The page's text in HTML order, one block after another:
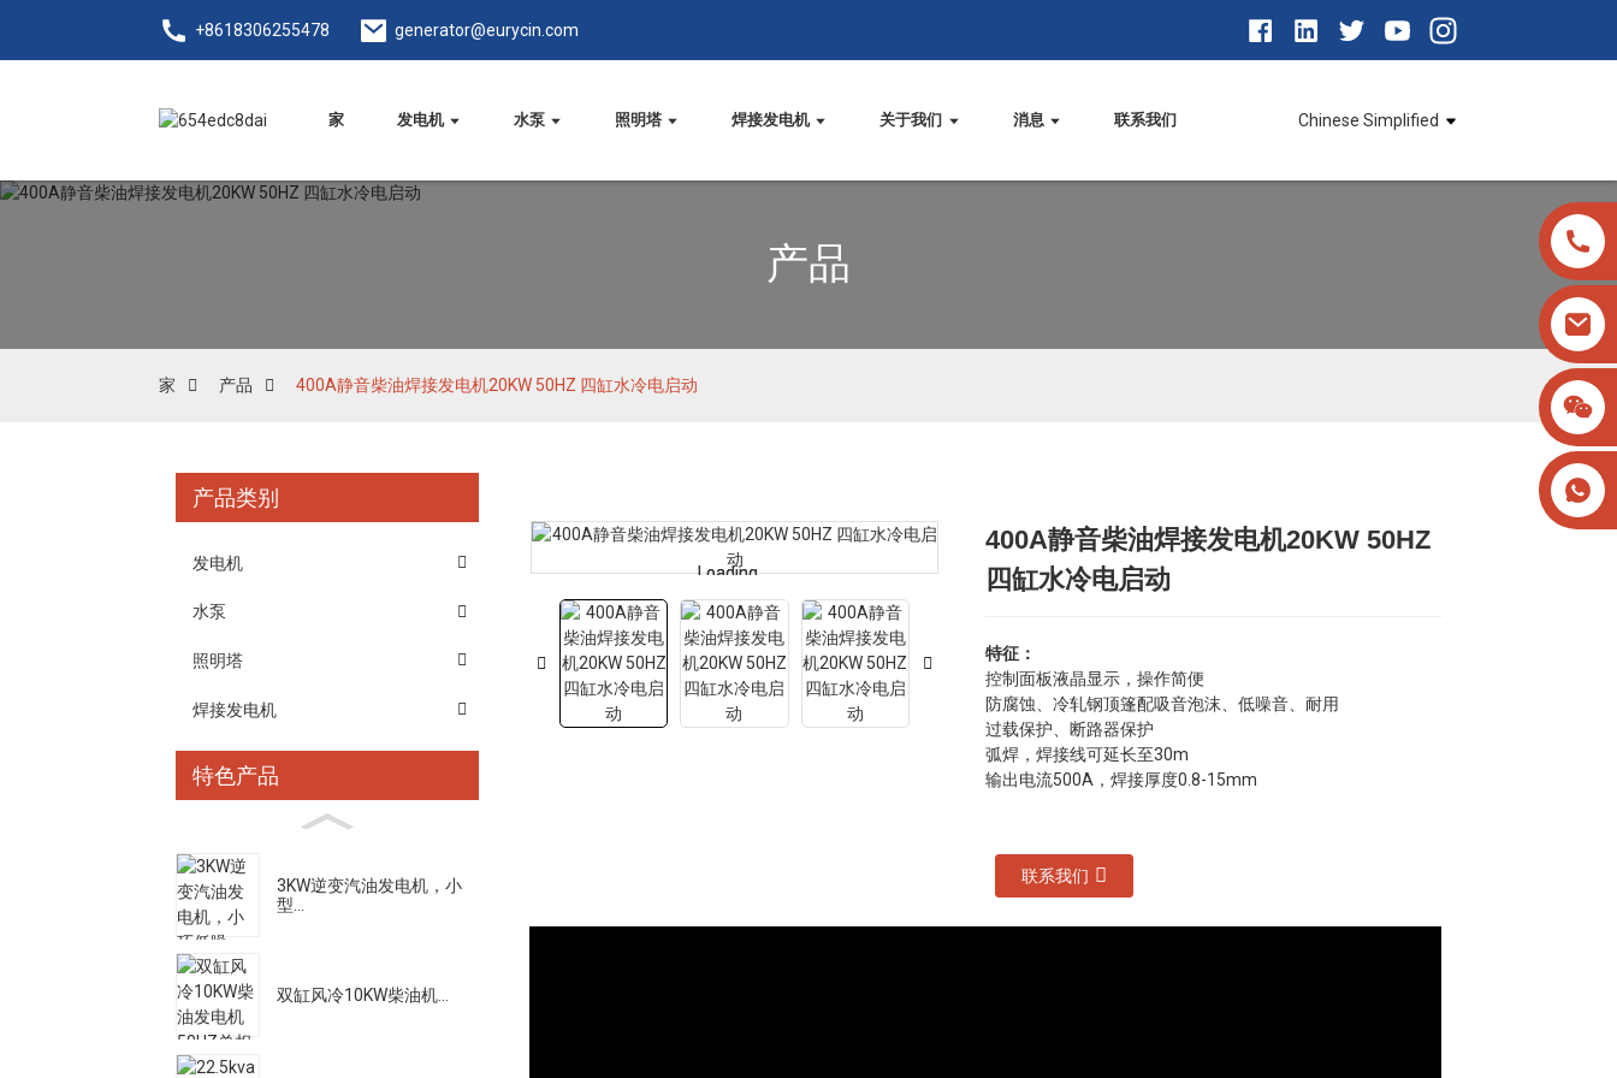
+8618306255478 generator@eurycin.com
家 发电机 水泵 照明塔 焊接发电机 关于我们 消息 联系我们 Chinese Simplified
产品
家 产品 400A静音柴油焊接发电机20KW 50HZ 四缸水冷电启动
产品类别
发电机
水泵
照明塔
焊接发电机
特色产品
3KW逆变汽油发电机，小
型...
双缸风冷10KW柴油机...
Loading...
Loading... Loading...
Loading...
400A静音柴油焊接发电机20KW 50HZ
四缸水冷电启动
特征：
控制面板液晶显示，操作简便
防腐蚀、冷轧钢顶篷配吸音泡沫、低噪音、耐用
过载保护、断路器保护
弧焊，焊接线可延长至30m
输出电流500A，焊接厚度0.8-15mm
联系我们